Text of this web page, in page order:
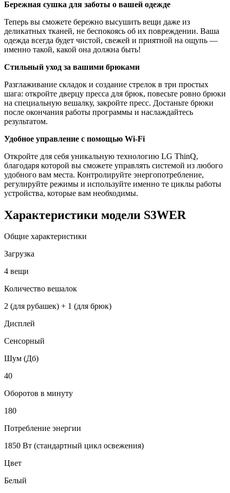
Бережная сушка для заботы о вашей одежде
Теперь вы сможете бережно высушить вещи даже из
деликатных тканей, не беспокоясь об их повреждении. Ваша
одежда всегда будет чистой, свежей и приятной на ощупь —
именно такой, какой она должна быть!
Стильный уход за вашими брюками
Разглаживание складок и создание стрелок в три простых
шага: откройте дверцу пресса для брюк, повесьте ровно брюки
на специальную вешалку, закройте пресс. Достаньте брюки
после окончания работы программы и наслаждайтесь
результатом.
Удобное управление с помощью Wi-Fi
Откройте для себя уникальную технологию LG ThinQ,
благодаря которой вы сможете управлять системой из любого
удобного вам места. Контролируйте энергопотребление,
регулируйте режимы и используйте именно те циклы работы
устройства, которые вам необходимы.
Характеристики модели S3WER
Общие характеристики
Загрузка
4 вещи
Количество вешалок
2 (для рубашек) + 1 (для брюк)
Дисплей
Сенсорный
Шум (Дб)
40
Оборотов в минуту
180
Потребление энергии
1850 Вт (стандартный цикл освежения)
Цвет
Белый